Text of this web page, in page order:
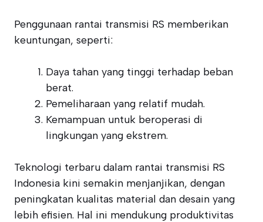
Penggunaan rantai transmisi RS memberikan
keuntungan, seperti:
Daya tahan yang tinggi terhadap beban
berat.
Pemeliharaan yang relatif mudah.
Kemampuan untuk beroperasi di
lingkungan yang ekstrem.
Teknologi terbaru dalam rantai transmisi RS
Indonesia kini semakin menjanjikan, dengan
peningkatan kualitas material dan desain yang
lebih efisien. Hal ini mendukung produktivitas